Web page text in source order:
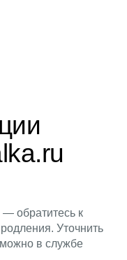
— обратитесь к
Уточнить
в службе